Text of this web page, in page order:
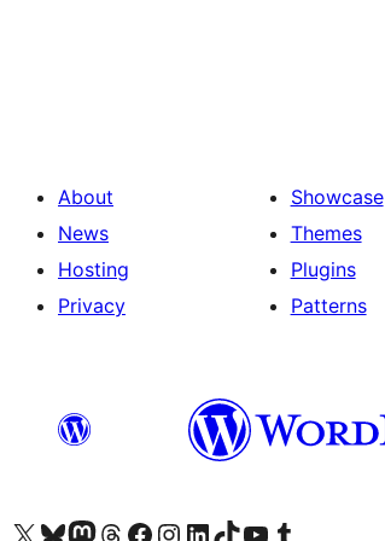
About
News
Hosting
Privacy
Showcase
Themes
Plugins
Patterns
Visit our X (formerly Twitter) account
Bisitahin ang aming Bluesky account
Visit our Mastodon account
Bisitahin ang aming Threads account
Visit our Facebook page
Visit our Instagram account
Visit our LinkedIn account
Bisitahin ang aming TikTok account
Visit our YouTube channel
Bisitahin ang aming Tumblr account